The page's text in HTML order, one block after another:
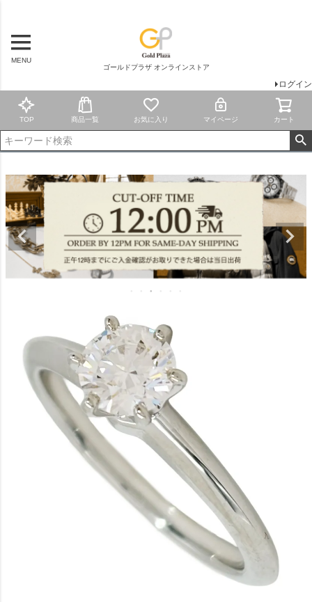
MENU
ゴールドプラザ オンラインストア
ログイン
TOP 商品一覧 お気に入り マイページ カート